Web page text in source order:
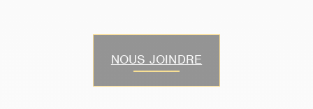
NOUS JOINDRE